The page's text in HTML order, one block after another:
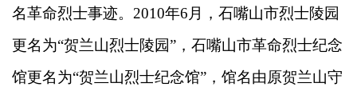
名革命烈士事迹。2010年6月，石嘴山市烈士陵园
更名为“贺兰山烈士陵园”，石嘴山市革命烈士纪念
馆更名为“贺兰山烈士纪念馆”，馆名由原贺兰山守